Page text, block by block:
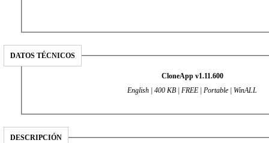
DATOS TÉCNICOS
CloneApp v1.11.600
English | 400 KB | FREE | Portable | WinALL
DESCRIPCIÓN